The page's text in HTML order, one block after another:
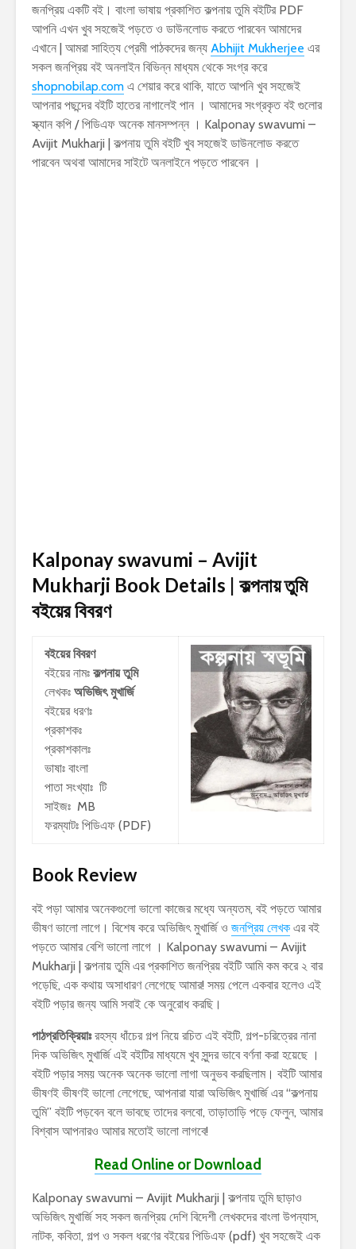
জনপ্রিয় একটি বই। বাংলা ভাষায় প্রকাশিত কল্পনায় তুমি বইটির PDF
আপনি এখন খুব সহজেই পড়তে ও ডাউনলোড করতে পারবেন আমাদের
এখানে | আমরা সাহিত্য প্রেমী পাঠকদের জন্য Abhijit Mukherjee এর
সকল জনপ্রিয় বই অনলাইন বিভিন্ন মাধ্যম থেকে সংগ্র করে
shopnobilap.com এ শেয়ার করে থাকি, যাতে আপনি খুব সহজেই
আপনার পছন্দের বইটি হাতের নাগালেই পান । আমাদের সংগ্রকৃত বই গুলোর
স্ক্যান কপি / পিডিএফ অনেক মানসম্পন্ন । Kalponay swavumi –
Avijit Mukharji | কল্পনায় তুমি বইটি খুব সহজেই ডাউনলোড করতে
পারবেন অথবা আমাদের সাইটে অনলাইনে পড়তে পারবেন ।
Kalponay swavumi – Avijit
Mukharji Book Details | কল্পনায় তুমি
বইয়ের বিবরণ
বইয়ের বিবরণ
বইয়ের নামঃ কল্পনায় তুমি
লেখকঃ অভিজিৎ মুখার্জি
বইয়ের ধরণঃ
প্রকাশকঃ
প্রকাশকালঃ
ভাষাঃ বাংলা
পাতা সংখ্যাঃ টি
সাইজঃ MB
ফরম্যাটঃ পিডিএফ (PDF)
Book Review
বই পড়া আমার অনেকগুলো ভালো কাজের মধ্যে অন্যতম, বই পড়তে আমার
ভীষণ ভালো লাগে। বিশেষ করে অভিজিৎ মুখার্জি ও জনপ্রিয় লেখক এর বই
পড়তে আমার বেশি ভালো লাগে । Kalponay swavumi – Avijit
Mukharji | কল্পনায় তুমি এর প্রকাশিত জনপ্রিয় বইটি আমি কম করে ২ বার
পড়েছি, এক কথায় অসাধারণ লেগেছে আমার! সময় পেলে একবার হলেও এই
বইটি পড়ার জন্য আমি সবাই কে অনুরোধ করছি।
পাঠপ্রতিক্রিয়াঃরহস্য ধাঁচের গল্প নিয়ে রচিত এই বইটি, গল্প-চরিত্রের নানা
দিক অভিজিৎ মুখার্জি এই বইটির মাধ্যমে খুব সুন্দর ভাবে বর্ণনা করা হয়েছে ।
বইটি পড়ার সময় অনেক অনেক ভালো লাগা অনুভব করছিলাম। বইটি আমার
ভীষণই ভীষণই ভালো লেগেছে, আপনারা যারা অভিজিৎ মুখার্জি এর “কল্পনায়
তুমি” বইটি পড়বেন বলে ভাবছে তাদের বলবো, তাড়াতাড়ি পড়ে ফেলুন, আমার
বিশ্বাস আপনারও আমার মতোই ভালো লাগবে!
Read Online or Download
Kalponay swavumi – Avijit Mukharji | কল্পনায় তুমি ছাড়াও
অভিজিৎ মুখার্জি সহ সকল জনপ্রিয় দেশি বিদেশী লেখকদের বাংলা উপন্যাস,
নাটক, কবিতা, গল্প ও সকল ধরণের বইয়ের পিডিএফ (pdf) খুব সহজেই এক